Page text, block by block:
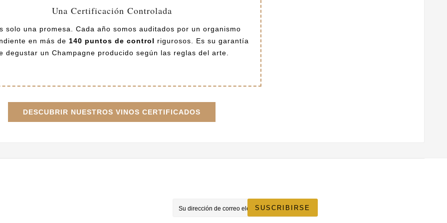
Una Certificación Controlada
solo una promesa. Cada año somos auditados por un organismo
en más de 140 puntos de control rigurosos. Es su garantía
degustar un Champagne producido según las reglas del arte.
DESCUBRIR NUESTROS VINOS CERTIFICADOS
SUSCRIBIRSE